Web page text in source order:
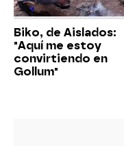
Biko, de Aislados:
"Aquí me estoy
convirtiendo en
Gollum"